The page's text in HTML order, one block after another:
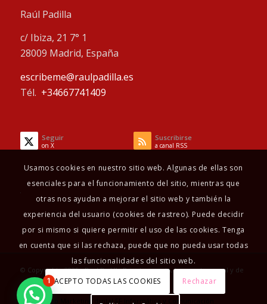
Raúl Padilla
c/ Ibiza, 21 7° 1
28009 Madrid, España
escribeme@raulpadilla.es
Tél. +34667741409
Seguir
on X
Suscribirse
a canal RSS
© Copyright - 2025 - Raul Padilla Psicoterapeuta, terapeuta sexual y de
pareja
Diseño Web
Usamos cookies en nuestro sitio web. Algunas de ellas son
esenciales para el funcionamiento del sitio, mientras que
otras nos ayudan a mejorar el sitio web y también la
experiencia del usuario (cookies de rastreo). Puede decidir
por si mismo si quiere permitir el uso de las cookies. Tenga
en cuenta que si las rechaza, puede que no pueda usar todas
las funcionalidades del sitio web.
ACEPTO TODAS LAS COOKIES Rechazar
1